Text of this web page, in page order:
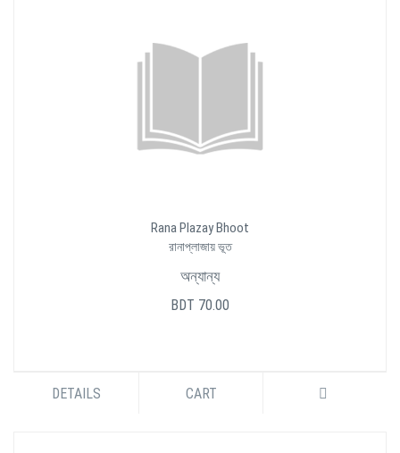
Rana Plazay Bhoot
রানাপ্লাজায় ভূত
অন্যান্য
BDT 70.00
DETAILS CART